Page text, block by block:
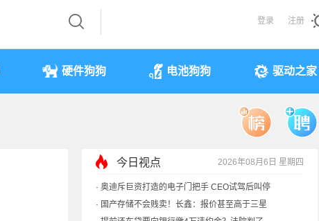
登录 注册
硬件狗狗 电池狗狗 驱动之家
今日视点 2026年08月6日 星期四
提前还车贷要向银行缴4万违约金？法院判了
余承东回应发布会口误：起售价不是2499
奥迪斥巨资打造的电子门把手 CEO试驾后叫停